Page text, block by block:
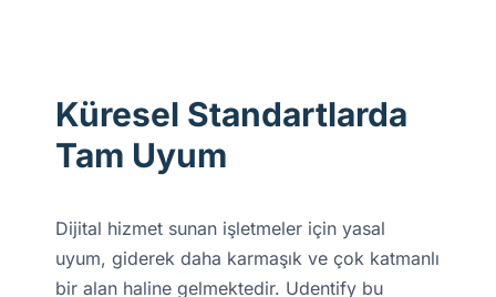
Küresel Standartlarda
Tam Uyum
Dijital hizmet sunan işletmeler için yasal
uyum, giderek daha karmaşık ve çok katmanlı
bir alan haline gelmektedir. Udentify bu